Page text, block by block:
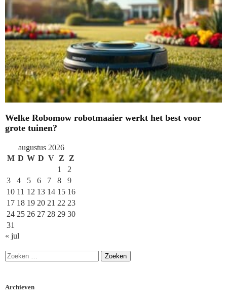
Welke Robomow robotmaaier werkt het best voor
grote tuinen?
augustus 2026
M D W D V Z
Z
1
2
3
4 5 6 7 8
9
10 11 12 13 14 15 16
17 18 19 20 21 22 23
24 25 26 27 28 29 30
31
« jul
Archieven